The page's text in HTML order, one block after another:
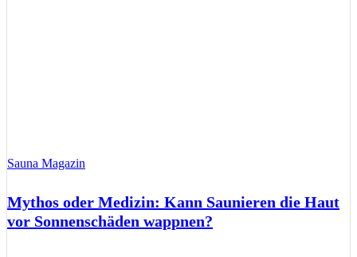
Sauna Magazin
Mythos oder Medizin: Kann Saunieren die Haut
vor Sonnenschäden wappnen?